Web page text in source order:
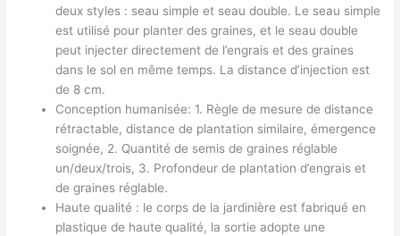
deux styles : seau simple et seau double. Le seau simple
est utilisé pour planter des graines, et le seau double
peut injecter directement de l’engrais et des graines
dans le sol en même temps. La distance d’injection est
de 8 cm.
Conception humanisée: 1. Règle de mesure de distance
rétractable, distance de plantation similaire, émergence
soignée, 2. Quantité de semis de graines réglable
un/deux/trois, 3. Profondeur de plantation d’engrais et
de graines réglable.
Haute qualité : le corps de la jardinière est fabriqué en
plastique de haute qualité, la sortie adopte une